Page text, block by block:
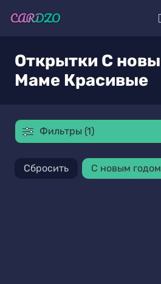
Открытки С
Маме Красивые
Фильтры (1)
Сбросить С новым годом